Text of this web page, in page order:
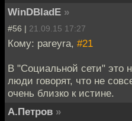
WinDBladE »
#56 | 21.09.15 17:27
Кому: pareyra, #21
В "Социальной сети" это
люди говорят, что не
очень близко к истине.
А.Петров »